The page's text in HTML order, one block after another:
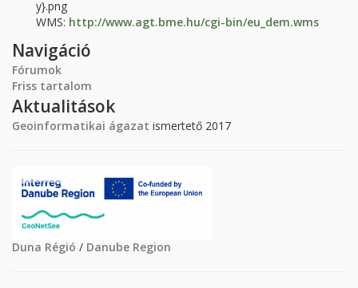
y}.png
WMS: http://www.agt.bme.hu/cgi-bin/eu_dem.wms
Navigáció
Fórumok
Friss tartalom
Aktualitások
Geoinformatikai ágazat ismertető 2017
Duna Régió / Danube Region